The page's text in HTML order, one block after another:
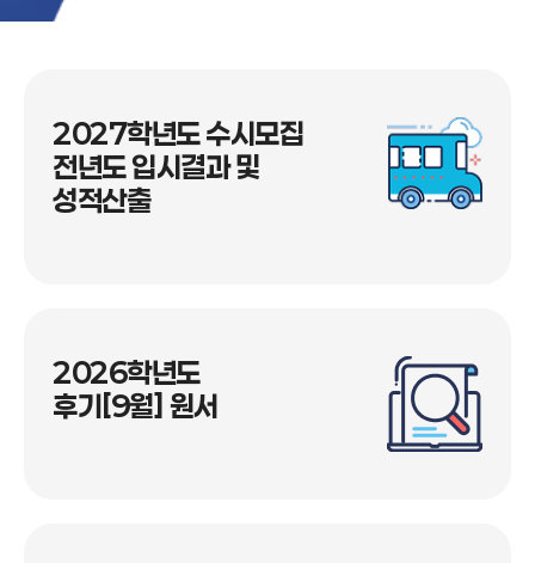
뉴에서 확인마이페이지 바로가기 접속주소
마이페이지에서 확인하시기 바랍니다. 등록 안내 ⏰ 최
종 등록기간 2026. 8. 3.(월) 10:00 ~ 8. 5.(수) 15:00까지 고
지서확인 2026.07.30.(목) 13:00 이후 마이페이지에서 확
주의사항 ※ 등록기간 내 미등록 시 등록포기로 간주합
니다. ① 마이페이지 접속: HTTP://MYPAGE.U1.AC.KR
② 로그인 후 최종합격자등록 메뉴 선택 ③ 최종등록신
2027학년도 수시모집
전년도 입시결과 및
성적산출
2026학년도
후기[9월] 원서